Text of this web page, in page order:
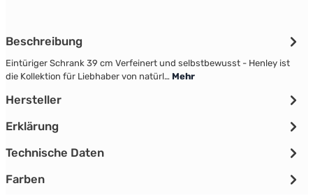
Beschreibung
Eintüriger Schrank 39 cm Verfeinert und selbstbewusst - Henley ist
die Kollektion für Liebhaber von natürl… Mehr
Hersteller
Erklärung
Technische Daten
Farben